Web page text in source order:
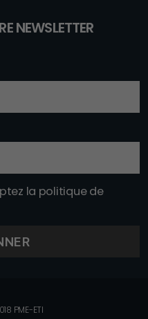
NEWSLETTER
la politique de
PME-ETI